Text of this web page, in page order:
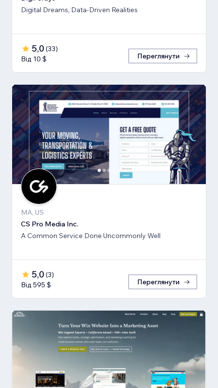
Digital Dreams, Data-Driven Realities
5,0 (33)
Від 10 $
Переглянути
MA, US
CS Pro Media Inc.
A Common Service Done Uncommonly Well
5,0 (3)
Від 595 $
Переглянути